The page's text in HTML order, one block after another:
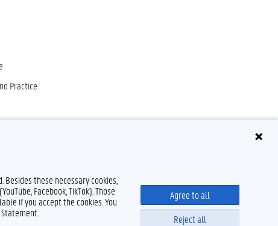
Practice
these necessary cookies,
Facebook, TikTok). Those
if you accept the cookies. You
Agree to all
Reject all